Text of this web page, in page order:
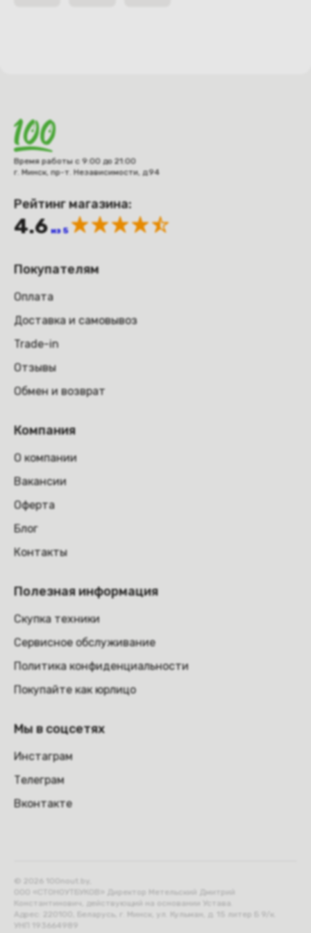
Время работы с 9:00 до 21:00
г. Минск, пр-т. Независимости, д.94
Рейтинг магазина:
4.6 из 5
Покупателям
Оплата
Доставка и самовывоз
Trade-in
Отзывы
Обмен и возврат
Компания
О компании
Вакансии
Оферта
Блог
Контакты
Полезная информация
Скупка техники
Сервисное обслуживание
Политика конфиденциальности
Покупайте как юрлицо
Мы в соцсетях
Инстаграм
Телеграм
Вконтакте
ООО «СТОНОУТБУКОВ» Директор Метельский Дмитрий
Константинович, действующий на основании Устава.
Адрес: 220100, Беларусь, г. Минск, ул. Кульман, д. 15 литер Б 9/к.